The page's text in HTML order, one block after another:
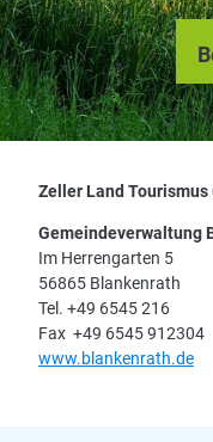
Zeller Land Tourismus
Gemeindeverwaltung
Im Herrengarten 5
56865 Blankenrath
Tel. +49 6545 216
Fax +49 6545 912304
www.blankenrath.de